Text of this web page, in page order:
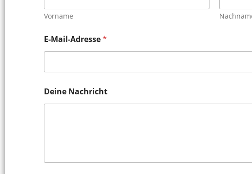
Vorname
E-Mail-Adresse*
Deine Nachricht